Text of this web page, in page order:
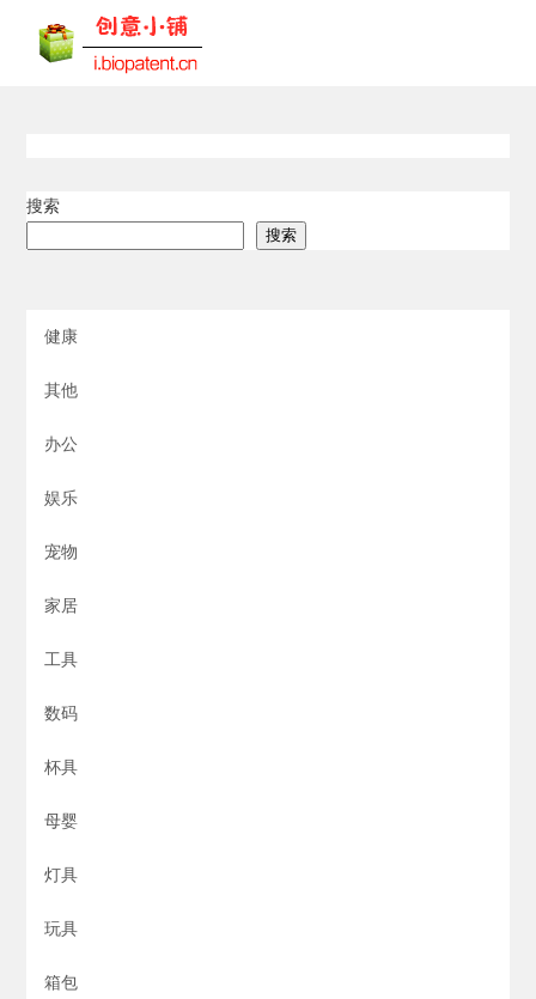
搜索
搜索
健康
其他
办公
娱乐
宠物
家居
工具
数码
杯具
母婴
灯具
玩具
箱包